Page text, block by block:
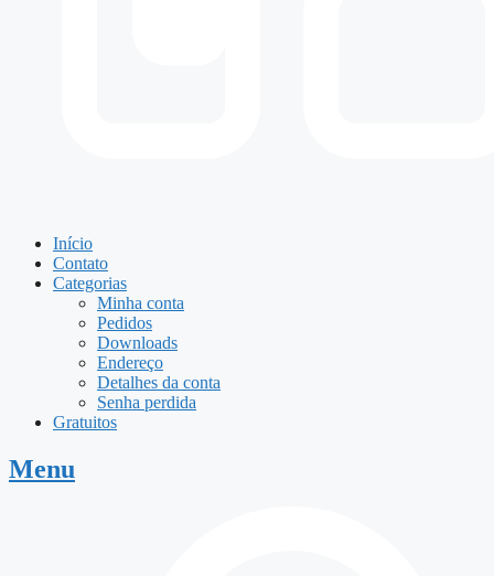
Início
Contato
Categorias
Minha conta
Pedidos
Downloads
Endereço
Detalhes da conta
Senha perdida
Gratuitos
Menu